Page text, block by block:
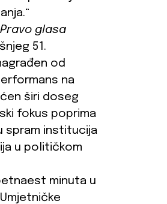
Pravo glasa
51.
od
na
širi doseg
fokus poprima
spram institucija
u političkom
minuta u